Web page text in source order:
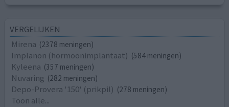
VERGELIJKEN
Mirena (2378 meningen)
Implanon (hormoonimplantaat) (584 meningen)
Kyleena (357 meningen)
Nuvaring (282 meningen)
Depo-Provera '150' (prikpil) (278 meningen)
Toon alle...